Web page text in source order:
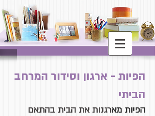
הפיות מארגנות את הבית בהתאם
הפיות - ארגון וסידור המרחב
הביתי